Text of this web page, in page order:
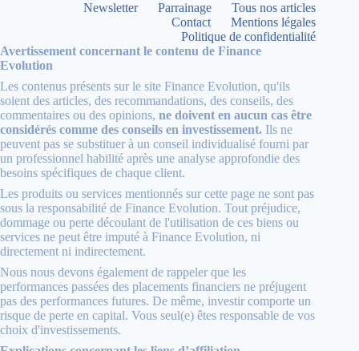
Newsletter Parrainage
Tous nos articles
Contact
Mentions légales
Politique de confidentialité
Avertissement concernant le contenu de Finance
Evolution
Les contenus présents sur le site Finance Evolution, qu'ils
soient des articles, des recommandations, des conseils, des
commentaires ou des opinions, ne doivent en aucun cas être
considérés comme des conseils en investissement. Ils ne
peuvent pas se substituer à un conseil individualisé fourni par
un professionnel habilité après une analyse approfondie des
besoins spécifiques de chaque client.
Les produits ou services mentionnés sur cette page ne sont pas
sous la responsabilité de Finance Evolution. Tout préjudice,
dommage ou perte découlant de l'utilisation de ces biens ou
services ne peut être imputé à Finance Evolution, ni
directement ni indirectement.
Nous nous devons également de rappeler que les
performances passées des placements financiers ne préjugent
pas des performances futures. De même, investir comporte un
risque de perte en capital. Vous seul(e) êtes responsable de vos
choix d'investissements.